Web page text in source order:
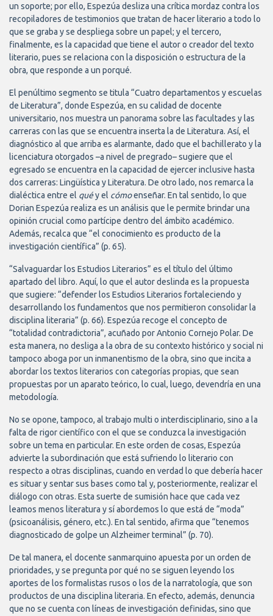
un soporte; por ello, Espezúa desliza una crítica mordaz contra los
recopiladores de testimonios que tratan de hacer literario a todo lo
que se graba y se despliega sobre un papel; y el tercero,
finalmente, es la capacidad que tiene el autor o creador del texto
literario, pues se relaciona con la disposición o estructura de la
obra, que responde a un porqué.
El penúltimo segmento se titula “Cuatro departamentos y escuelas
de Literatura”, donde Espezúa, en su calidad de docente
universitario, nos muestra un panorama sobre las facultades y las
carreras con las que se encuentra inserta la de Literatura. Así, el
diagnóstico al que arriba es alarmante, dado que el bachillerato y la
licenciatura otorgados –a nivel de pregrado– sugiere que el
egresado se encuentra en la capacidad de ejercer inclusive hasta
dos carreras: Lingüística y Literatura. De otro lado, nos remarca la
dialéctica entre el quéy el cómoenseñar. En tal sentido, lo que
Dorian Espezúa realiza es un análisis que le permite brindar una
opinión crucial como partícipe dentro del ámbito académico.
Además, recalca que “el conocimiento es producto de la
investigación científica” (p. 65).
“Salvaguardar los Estudios Literarios” es el título del último
apartado del libro. Aquí, lo que el autor deslinda es la propuesta
que sugiere: “defender los Estudios Literarios fortaleciendo y
desarrollando los fundamentos que nos permitieron consolidar la
disciplina literaria” (p. 66). Espezúa recoge el concepto de
“totalidad contradictoria”, acuñado por Antonio Cornejo Polar. De
esta manera, no desliga a la obra de su contexto histórico y social ni
tampoco aboga por un inmanentismo de la obra, sino que incita a
abordar los textos literarios con categorías propias, que sean
propuestas por un aparato teórico, lo cual, luego, devendría en una
metodología.
No se opone, tampoco, al trabajo multi o interdisciplinario, sino a la
falta de rigor científico con el que se conduzca la investigación
sobre un tema en particular. En este orden de cosas, Espezúa
advierte la subordinación que está sufriendo lo literario con
respecto a otras disciplinas, cuando en verdad lo que debería hacer
es situar y sentar sus bases como tal y, posteriormente, realizar el
diálogo con otras. Esta suerte de sumisión hace que cada vez
leamos menos literatura y sí abordemos lo que está de “moda”
(psicoanálisis, género, etc.). En tal sentido, afirma que “tenemos
diagnosticado de golpe un Alzheimer terminal” (p. 70).
De tal manera, el docente sanmarquino apuesta por un orden de
prioridades, y se pregunta por qué no se siguen leyendo los
aportes de los formalistas rusos o los de la narratología, que son
productos de una disciplina literaria. En efecto, además, denuncia
que no se cuenta con líneas de investigación definidas, sino que